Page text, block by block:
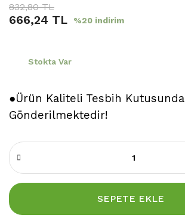
832,80 TL
666,24 TL %20 indirim
Stokta Var
●Ürün Kaliteli Tesbih Kutusunda
Gönderilmektedir!
SEPETE EKLE